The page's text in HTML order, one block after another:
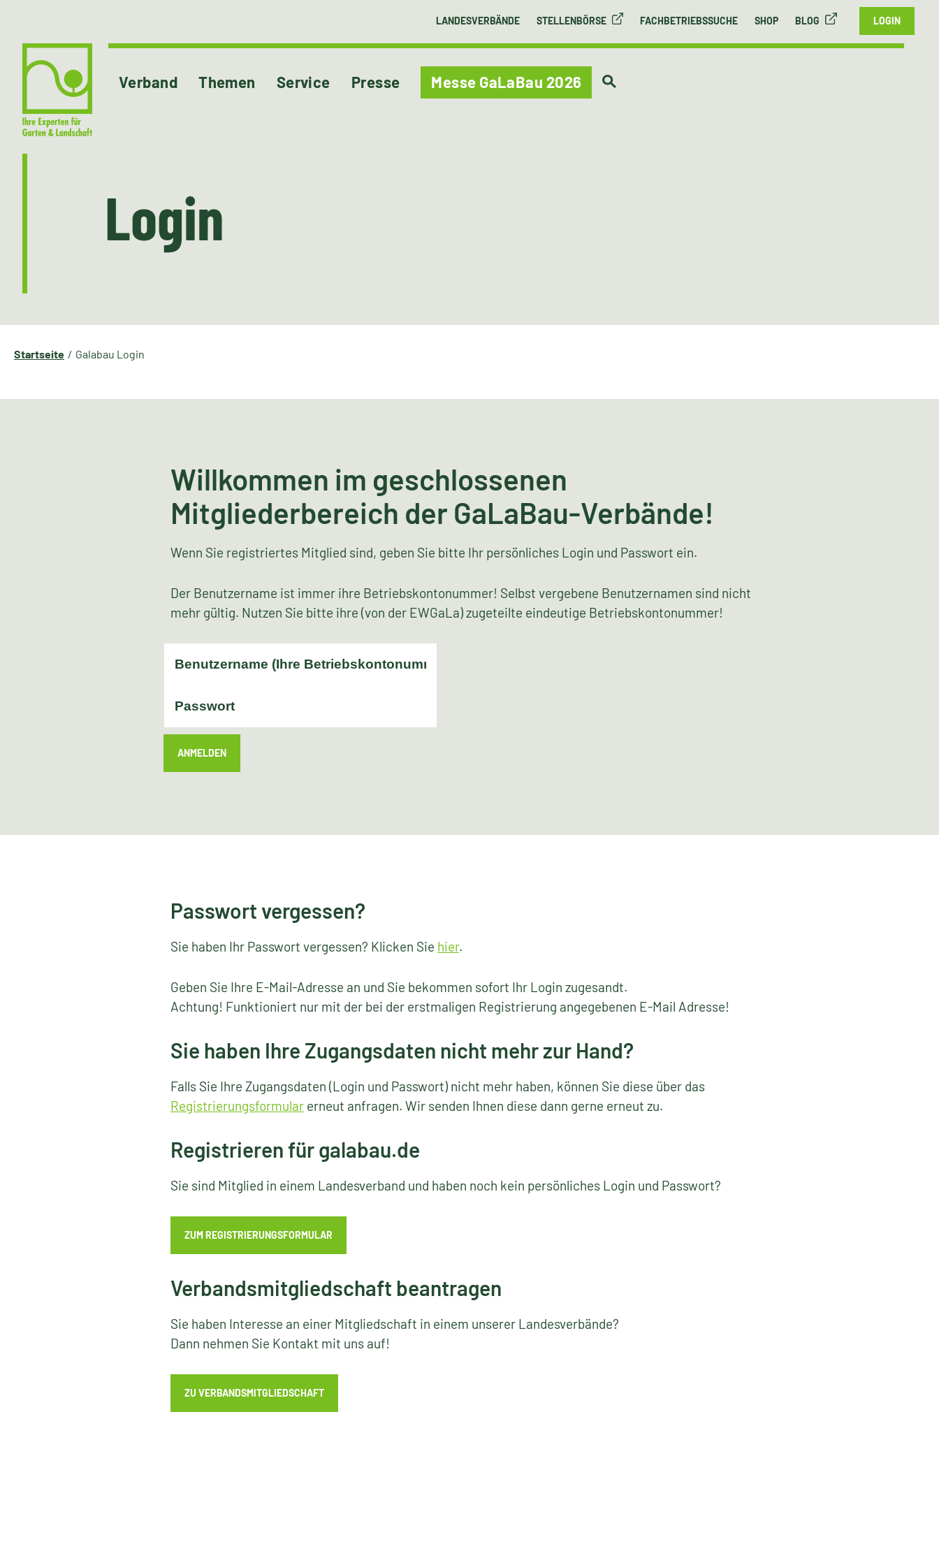
LANDESVERBÄNDE STELLENBÖRSE FACHBETRIEBSSUCHE SHOP BLOG LOGIN
Verband Themen Service Presse Messe GaLaBau 2026
Login
Startseite Galabau Login
Willkommen im geschlossenen
Mitgliederbereich der GaLaBau-Verbände!
Wenn Sie registriertes Mitglied sind, geben Sie bitte Ihr persönliches Login und Passwort ein.
Der Benutzername ist immer ihre Betriebskontonummer! Selbst vergebene Benutzernamen sind nicht
mehr gültig. Nutzen Sie bitte ihre (von der EWGaLa) zugeteilte eindeutige Betriebskontonummer!
ANMELDEN
Passwort vergessen?
Sie haben Ihr Passwort vergessen? Klicken Sie hier.
Geben Sie Ihre E-Mail-Adresse an und Sie bekommen sofort Ihr Login zugesandt.
Achtung! Funktioniert nur mit der bei der erstmaligen Registrierung angegebenen E-Mail Adresse!
Sie haben Ihre Zugangsdaten nicht mehr zur Hand?
Falls Sie Ihre Zugangsdaten (Login und Passwort) nicht mehr haben, können Sie diese über das
Registrierungsformular erneut anfragen. Wir senden Ihnen diese dann gerne erneut zu.
Registrieren für galabau.de
Sie sind Mitglied in einem Landesverband und haben noch kein persönliches Login und Passwort?
ZUM REGISTRIERUNGSFORMULAR
Verbandsmitgliedschaft beantragen
Sie haben Interesse an einer Mitgliedschaft in einem unserer Landesverbände?
Dann nehmen Sie Kontakt mit uns auf!
ZU VERBANDSMITGLIEDSCHAFT